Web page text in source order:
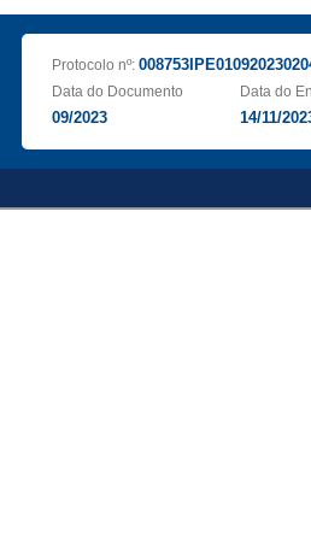
Protocolo nº:
Data do Documento
09/2023
Data do
14/11/